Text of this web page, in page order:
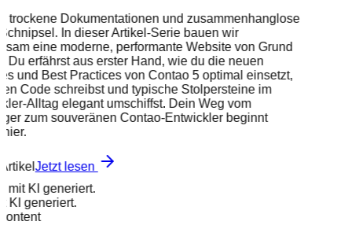
trockene Dokumentationen und zusammenhanglose
In dieser Artikel-Serie bauen wir
eine moderne, performante Website von Grund
Du erfährst aus erster Hand, wie du die neuen
und Best Practices von Contao 5 optimal einsetzt,
Code schreibst und typische Stolpersteine im
Alltag elegant umschiffst. Dein Weg vom
zum souveränen Contao-Entwickler beginnt
Jetzt lesen
mit KI generiert.
KI generiert.